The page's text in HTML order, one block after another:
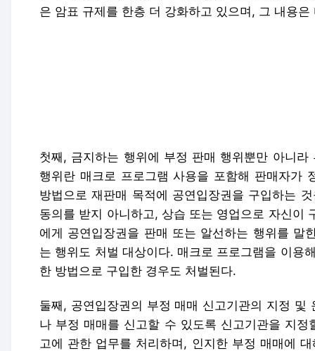
은 암표 규제를 한층 더 강화하고 있으며, 그 내용은
첫째, 금지하는 행위에 부정 판매 행위뿐만 아니
행위란 매크로 프로그램 사용을 포함해 판매자가
방법으로 재판매 목적에 공연입장권을 구입하는
동의를 받지 아니하고, 상습 또는 영업으로 자신이
에게 공연입장권을 판매 또는 알선하는 행위를 말
는 행위도 처벌 대상이다. 매크로 프로그램을 이용
한 방법으로 구입한 경우도 처벌된다.
둘째, 공연입장권의 부정 매매 신고기관의 지정 및
나 부정 매매를 신고할 수 있도록 신고기관을 지
고에 관한 업무를 처리하며, 인지한 부정 매매에